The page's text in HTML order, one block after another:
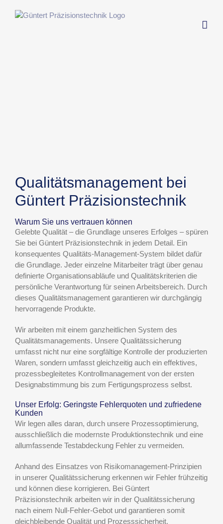
Inhalt
Qualitätsmanagement bei
Güntert Präzisionstechnik
Warum Sie uns vertrauen können
Gelebte Qualität – die Grundlage unseres Erfolges – spüren
Sie bei Güntert Präzisionstechnik in jedem Detail. Ein
konsequentes Qualitäts-Management-System bildet dafür
die Grundlage. Jeder einzelne Mitarbeiter trägt über genau
definierte Organisationsabläufe und Qualitätskriterien die
persönliche Verantwortung für seinen Arbeitsbereich. Durch
dieses Qualitätsmanagement garantieren wir durchgängig
hervorragende Produkte.
Wir arbeiten mit einem ganzheitlichen System des
Qualitätsmanagements. Unsere Qualitätssicherung
umfasst nicht nur eine sorgfältige Kontrolle der produzierten
Waren, sondern umfasst gleichzeitig auch ein effektives,
prozessbegleitetes Kontrollmanagement von der ersten
Designabstimmung bis zum Fertigungsprozess selbst.
Unser Erfolg: Geringste Fehlerquoten und zufriedene
Kunden
Wir legen alles daran, durch unsere Prozessoptimierung,
ausschließlich die modernste Produktionstechnik und eine
allumfassende Testabdeckung Fehler zu vermeiden.
Anhand des Einsatzes von Risikomanagement-Prinzipien
in unserer Qualitätssicherung erkennen wir Fehler frühzeitig
und können diese korrigieren. Bei Güntert
Präzisionstechnik arbeiten wir in der Qualitätssicherung
nach einem Null-Fehler-Gebot und garantieren somit
gleichbleibende Qualität und Prozesssicherheit.